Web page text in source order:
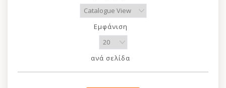
Εμφάνιση
ανά σελίδα